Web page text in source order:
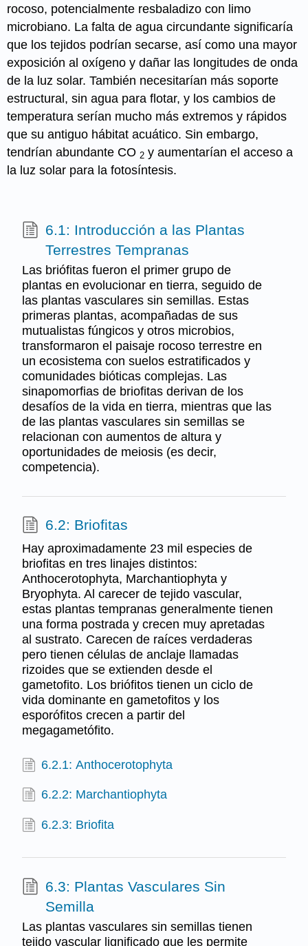
rocoso, potencialmente resbaladizo con limo
microbiano. La falta de agua circundante significaría
que los tejidos podrían secarse, así como una mayor
exposición al oxígeno y dañar las longitudes de onda
de la luz solar. También necesitarían más soporte
estructural, sin agua para flotar, y los cambios de
temperatura serían mucho más extremos y rápidos
que su antiguo hábitat acuático. Sin embargo,
tendrían abundante CO 2 y aumentarían el acceso a
la luz solar para la fotosíntesis.
6.1: Introducción a las Plantas
Terrestres Tempranas
Las briófitas fueron el primer grupo de
plantas en evolucionar en tierra, seguido de
las plantas vasculares sin semillas. Estas
primeras plantas, acompañadas de sus
mutualistas fúngicos y otros microbios,
transformaron el paisaje rocoso terrestre en
un ecosistema con suelos estratificados y
comunidades bióticas complejas. Las
sinapomorfias de briofitas derivan de los
desafíos de la vida en tierra, mientras que las
de las plantas vasculares sin semillas se
relacionan con aumentos de altura y
oportunidades de meiosis (es decir,
competencia).
6.2: Briofitas
Hay aproximadamente 23 mil especies de
briofitas en tres linajes distintos:
Anthocerotophyta, Marchantiophyta y
Bryophyta. Al carecer de tejido vascular,
estas plantas tempranas generalmente tienen
una forma postrada y crecen muy apretadas
al sustrato. Carecen de raíces verdaderas
pero tienen células de anclaje llamadas
rizoides que se extienden desde el
gametofito. Los briófitos tienen un ciclo de
vida dominante en gametofitos y los
esporófitos crecen a partir del
megagametófito.
6.2.1: Anthocerotophyta
6.2.2: Marchantiophyta
6.2.3: Briofita
6.3: Plantas Vasculares Sin
Semilla
Las plantas vasculares sin semillas tienen
tejido vascular lignificado que les permite